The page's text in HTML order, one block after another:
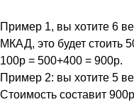
Пример 1, вы хотите 6
МКАД, это будет стоить
100р = 500+400 = 900р.
Пример 2: вы хотите 5
Стоимость составит